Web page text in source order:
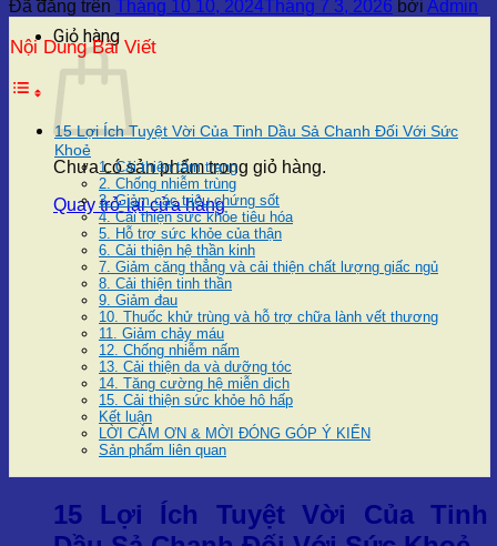
Giỏ hàng
Chưa có sản phẩm trong giỏ hàng.
Quay trở lại cửa hàng
Đã đăng trên Tháng 10 10, 2024Tháng 7 3, 2026 bởi Admin
Nội Dung Bài Viết
15 Lợi Ích Tuyệt Vời Của Tinh Dầu Sả Chanh Đối Với Sức
Khoẻ
1. Cải thiện tâm trạng
2. Chống nhiễm trùng
3. Giảm các triệu chứng sốt
4. Cải thiện sức khỏe tiêu hóa
5. Hỗ trợ sức khỏe của thận
6. Cải thiện hệ thần kinh
7. Giảm căng thẳng và cải thiện chất lượng giấc ngủ
8. Cải thiện tinh thần
9. Giảm đau
10. Thuốc khử trùng và hỗ trợ chữa lành vết thương
11. Giảm chảy máu
12. Chống nhiễm nấm
13. Cải thiện da và dưỡng tóc
14. Tăng cường hệ miễn dịch
15. Cải thiện sức khỏe hô hấp
Kết luận
LỜI CẢM ƠN & MỜI ĐÓNG GÓP Ý KIẾN
Sản phẩm liên quan
15 Lợi Ích Tuyệt Vời Của Tinh